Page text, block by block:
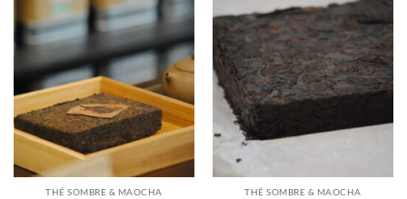
THÉ SOMBRE & MAOCHA THÉ SOMBRE & MAOCHA